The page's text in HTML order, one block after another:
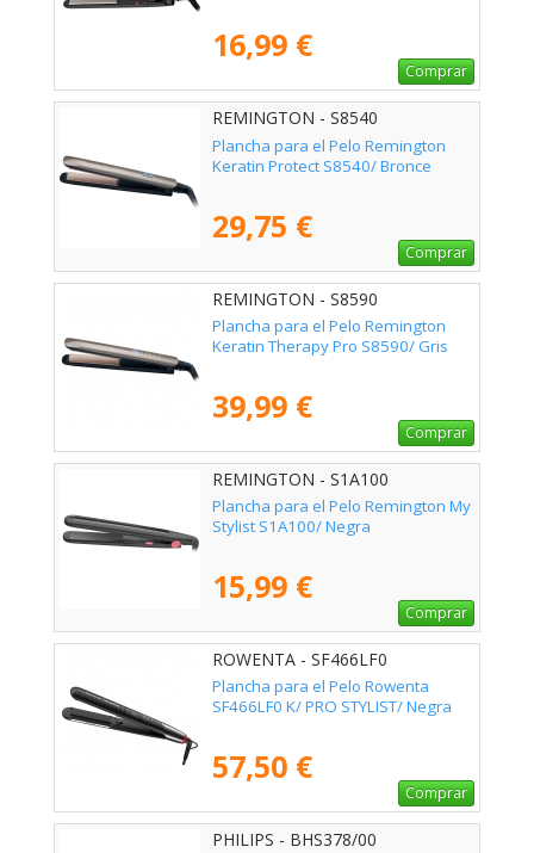
16,99 €
Comprar
REMINGTON - S8540
Plancha para el Pelo Remington
Keratin Protect S8540/ Bronce
29,75 €
Comprar
REMINGTON - S8590
Plancha para el Pelo Remington
Keratin Therapy Pro S8590/ Gris
39,99 €
Comprar
REMINGTON - S1A100
Plancha para el Pelo Remington My
Stylist S1A100/ Negra
15,99 €
Comprar
ROWENTA - SF466LF0
Plancha para el Pelo Rowenta
SF466LF0 K/ PRO STYLIST/ Negra
57,50 €
Comprar
PHILIPS - BHS378/00